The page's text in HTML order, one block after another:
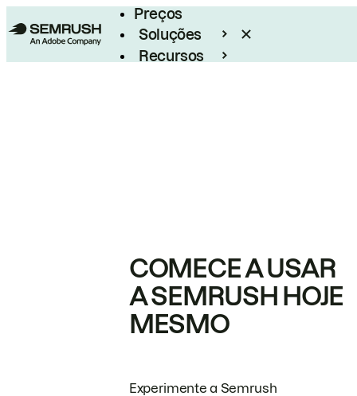
Preços
Soluções
Recursos
COMECE A USAR
A SEMRUSH HOJE
MESMO
Experimente a Semrush